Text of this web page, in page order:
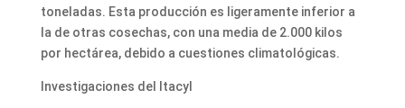
toneladas. Esta producción es ligeramente inferior a
la de otras cosechas, con una media de 2.000 kilos
por hectárea, debido a cuestiones climatológicas.
Investigaciones del Itacyl